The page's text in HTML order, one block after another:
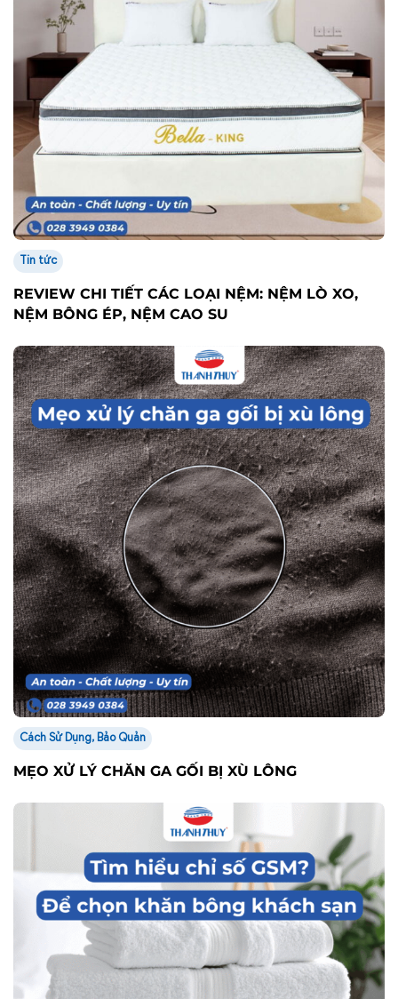
Tin tức
REVIEW CHI TIẾT CÁC LOẠI NỆM: NỆM LÒ XO,
NỆM BÔNG ÉP, NỆM CAO SU
Cách Sử Dụng, Bảo Quản
MẸO XỬ LÝ CHĂN GA GỐI BỊ XÙ LÔNG